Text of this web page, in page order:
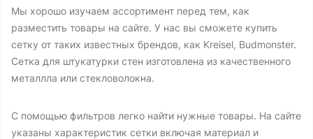
Мы хорошо изучаем ассортимент перед тем, как
разместить товары на сайте. У нас вы сможете купить
сетку от таких известных брендов, как Kreisel, Budmonster.
Сетка для штукатурки стен изготовлена из качественного
металлла или стекловолокна.
С помощью фильтров легко найти нужные товары. На сайте
указаны характеристик сетки включая материал и